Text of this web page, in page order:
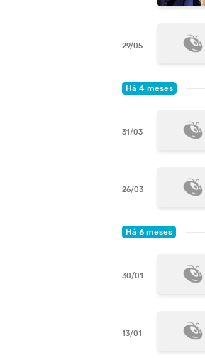
29/05
Há 4 meses
31/03
26/03
Há 6 meses
30/01
13/01